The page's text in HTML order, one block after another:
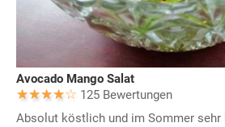
Avocado Mango Salat
125 Bewertungen
Absolut köstlich und im Sommer sehr